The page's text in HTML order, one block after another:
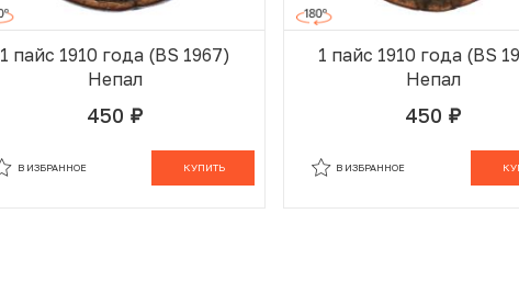
1 пайс 1910 года (BS 1967)
Непал
450 руб.
КУПИТЬ
В ИЗБРАННОЕ
1 пайс 1910 года (BS
Непал
450 руб.
В ИЗБРАННОЕ